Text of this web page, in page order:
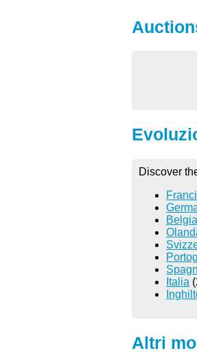
Discover
Belgia
Italia
Altri